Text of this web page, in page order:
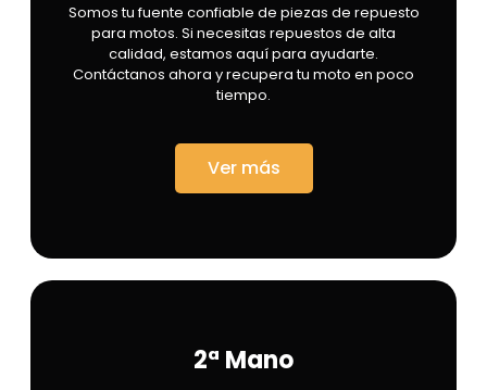
Somos tu fuente confiable de piezas de repuesto
para motos. Si necesitas repuestos de alta
calidad, estamos aquí para ayudarte.
Contáctanos ahora y recupera tu moto en poco
tiempo.
Ver más
2ª Mano